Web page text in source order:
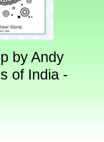
by Andy
of India -